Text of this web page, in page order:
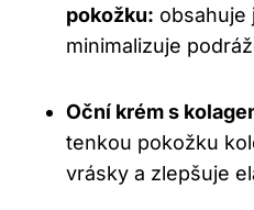
pokožku: obsahuje
minimalizuje
Oční krém s
tenkou pokožku
vrásky a zlepšuje